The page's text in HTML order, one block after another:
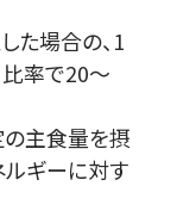
た場合の、1
率で20～
の主食量を摂
ギーに対す